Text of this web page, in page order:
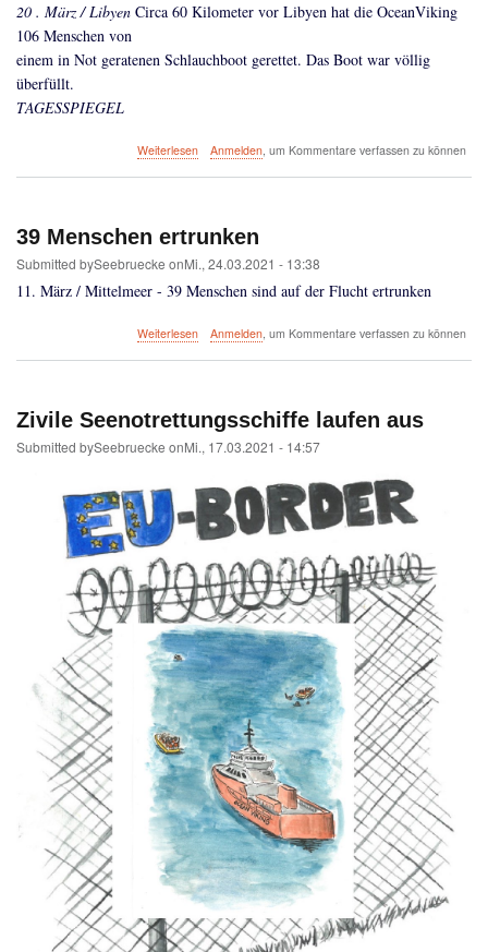
Menschen
20 . März / Libyen Circa 60 Kilometer vor Libyen hat die OceanViking
106 Menschen von
einem in Not geratenen Schlauchboot gerettet. Das Boot war völlig
überfüllt.
TAGESSPIEGEL
WeiterlesenüberAnmelden, um Kommentare verfassen zu können
39 Menschen ertrunken
Submitted bySeebruecke onMi., 24.03.2021 - 13:38
11. März / Mittelmeer - 39 Menschen sind auf der Flucht ertrunken
WeiterlesenüberAnmelden, um Kommentare verfassen zu können
Zivile Seenotrettungsschiffe laufen aus
Submitted bySeebruecke onMi., 17.03.2021 - 14:57